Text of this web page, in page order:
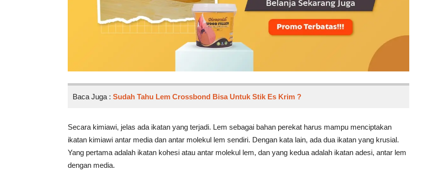
Baca Juga : Sudah Tahu Lem Crossbond Bisa Untuk Stik Es Krim ?
Secara kimiawi, jelas ada ikatan yang terjadi. Lem sebagai bahan perekat harus mampu menciptakan
ikatan kimiawi antar media dan antar molekul lem sendiri. Dengan kata lain, ada dua ikatan yang krusial.
Yang pertama adalah ikatan kohesi atau antar molekul lem, dan yang kedua adalah ikatan adesi, antar lem
dengan media.